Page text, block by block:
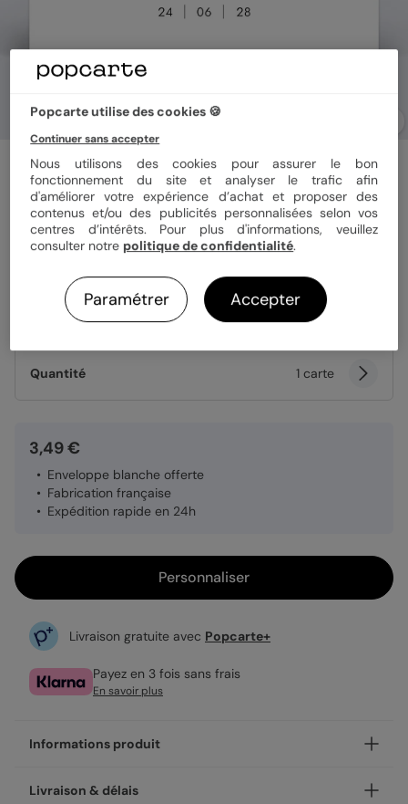
Carte invitation EVJF
Wild Flowers
Format
Papier Papier Satiné
Quantité 1 carte
3,49 €
Enveloppe blanche offerte
Fabrication française
Expédition rapide en 24h
Personnaliser
Livraison gratuite avec Popcarte+
Payez en 3 fois sans frais
En savoir plus
Informations produit
Personnalisez votre invitation evjf Wild Flowers, disponible
Livraison & délais
Popcarte utilise des cookies 🍪
Continuer sans accepter
Nous utilisons des cookies pour assurer le bon
fonctionnement du site et analyser le trafic afin
d'améliorer votre expérience d’achat et proposer des
contenus et/ou des publicités personnalisées selon vos
centres d’intérêts. Pour plus d'informations, veuillez
consulter notre politique de confidentialité.
Paramétrer Accepter